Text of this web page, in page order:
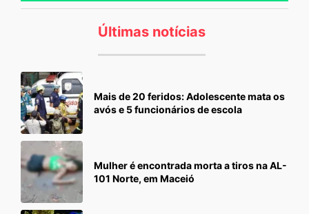
Últimas notícias
Mais de 20 feridos: Adolescente mata os
avós e 5 funcionários de escola
Mulher é encontrada morta a tiros na AL-
101 Norte, em Maceió